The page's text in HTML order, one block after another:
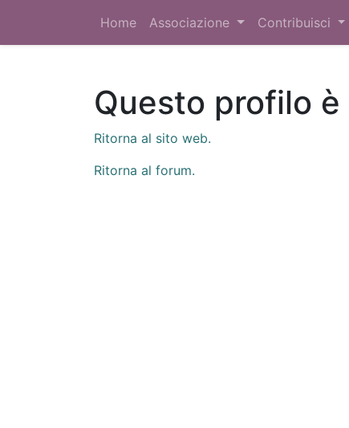
Home Associazione Contribuisci
Questo profilo
Ritorna al sito web.
Ritorna al forum.